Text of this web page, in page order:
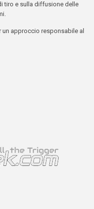
tiro e sulla diffusione delle
approccio responsabile al